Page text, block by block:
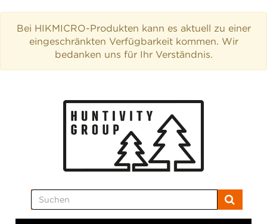
Bei HIKMICRO-Produkten kann es aktuell zu einer
eingeschränkten Verfügbarkeit kommen. Wir
bedanken uns für Ihr Verständnis.